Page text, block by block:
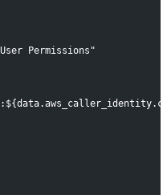
Permissions"